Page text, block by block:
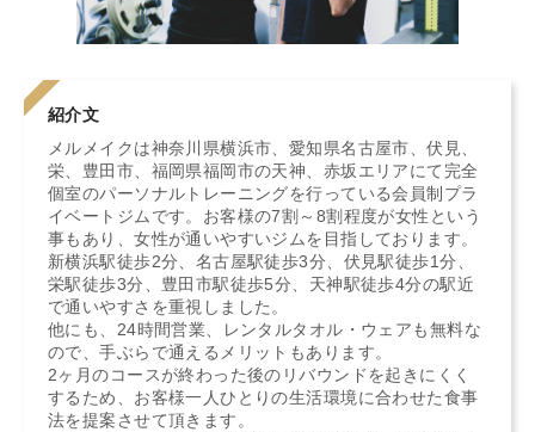
紹介文
メルメイクは神奈川県横浜市、愛知県名古屋市、伏見、
栄、豊田市、福岡県福岡市の天神、赤坂エリアにて完全
個室のパーソナルトレーニングを行っている会員制プラ
イベートジムです。お客様の7割～8割程度が女性という
事もあり、女性が通いやすいジムを目指しております。
新横浜駅徒歩2分、名古屋駅徒歩3分、伏見駅徒歩1分、
栄駅徒歩3分、豊田市駅徒歩5分、天神駅徒歩4分の駅近
で通いやすさを重視しました。
他にも、24時間営業、レンタルタオル・ウェアも無料な
ので、手ぶらで通えるメリットもあります。
2ヶ月のコースが終わった後のリバウンドを起きにくく
するため、お客様一人ひとりの生活環境に合わせた食事
法を提案させて頂きます。